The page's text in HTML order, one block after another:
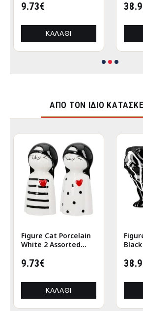
9.73€
ΚΑΛΆΘΙ
ΑΠΌ ΤΟΝ ΊΔΙΟ
Figure Cat Porcelain
White 2 Assorted
9.73€
ΚΑΛΆΘΙ